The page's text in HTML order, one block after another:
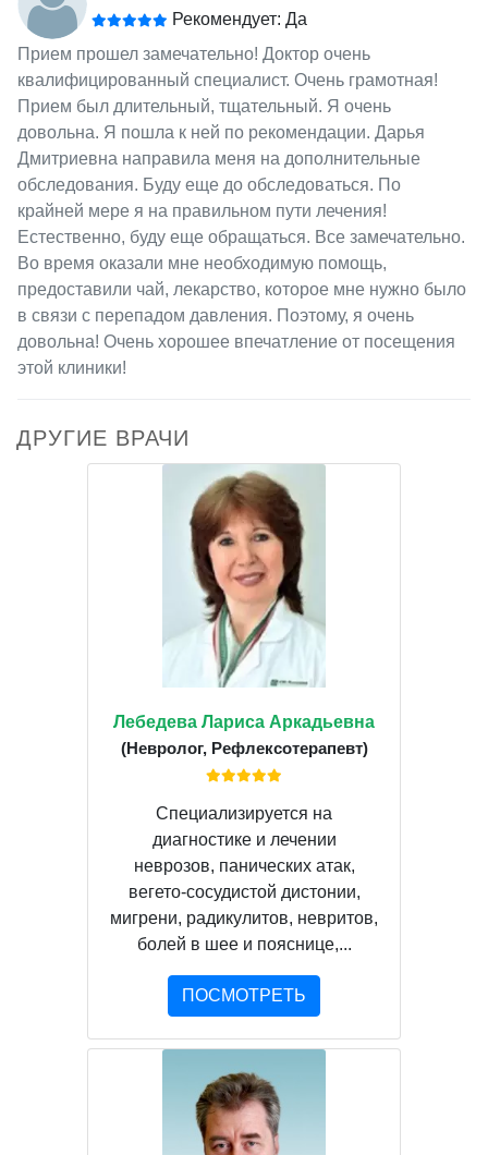
Рекомендует: Да
Прием прошел замечательно! Доктор очень
квалифицированный специалист. Очень грамотная!
Прием был длительный, тщательный. Я очень
довольна. Я пошла к ней по рекомендации. Дарья
Дмитриевна направила меня на дополнительные
обследования. Буду еще до обследоваться. По
крайней мере я на правильном пути лечения!
Естественно, буду еще обращаться. Все замечательно.
Во время оказали мне необходимую помощь,
предоставили чай, лекарство, которое мне нужно было
в связи с перепадом давления. Поэтому, я очень
довольна! Очень хорошее впечатление от посещения
этой клиники!
ДРУГИЕ ВРАЧИ
Лебедева Лариса Аркадьевна
(Невролог, Рефлексотерапевт)
Специализируется на
диагностике и лечении
неврозов, панических атак,
вегето-сосудистой дистонии,
мигрени, радикулитов, невритов,
болей в шее и пояснице,...
ПОСМОТРЕТЬ